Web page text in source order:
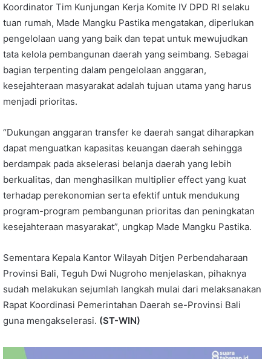
Koordinator Tim Kunjungan Kerja Komite IV DPD RI selaku
tuan rumah, Made Mangku Pastika mengatakan, diperlukan
pengelolaan uang yang baik dan tepat untuk mewujudkan
tata kelola pembangunan daerah yang seimbang. Sebagai
bagian terpenting dalam pengelolaan anggaran,
kesejahteraan masyarakat adalah tujuan utama yang harus
menjadi prioritas.
“Dukungan anggaran transfer ke daerah sangat diharapkan
dapat menguatkan kapasitas keuangan daerah sehingga
berdampak pada akselerasi belanja daerah yang lebih
berkualitas, dan menghasilkan multiplier effect yang kuat
terhadap perekonomian serta efektif untuk mendukung
program-program pembangunan prioritas dan peningkatan
kesejahteraan masyarakat”, ungkap Made Mangku Pastika.
Sementara Kepala Kantor Wilayah Ditjen Perbendaharaan
Provinsi Bali, Teguh Dwi Nugroho menjelaskan, pihaknya
sudah melakukan sejumlah langkah mulai dari melaksanakan
Rapat Koordinasi Pemerintahan Daerah se-Provinsi Bali
guna mengakselerasi. (ST-WIN)